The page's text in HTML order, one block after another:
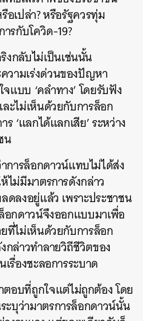
อเปล่า? หรือรัฐควรทุ่ม
รกับโควิด-19?
งกลับไม่เป็นเช่นนั้น
วามเร่งด่วนของปัญหา
แบบ ‘คลำทาง’ โดยรับฟัง
ะไม่เห็นด้วยกับการล็อก
‘แลกได้แลกเสีย’ ระหว่าง
น
ารล็อกดาวน์แทบไม่ได้ส่ง
ไม่มีมาตรการดังกล่าว
ดลงอยู่แล้ว เพราะประชาชน
กดาวน์จึงออกแบบมาเพื่อ
ที่ไม่เห็นด้วยกับการล็อก
กล่าวทำลายวิถีชีวิตของ
รื่องชะลอการระบาด
ตอบที่ถูกใจแต่ไม่ถูกต้อง โดย
บุว่ามาตรการล็อกดาวน์นั้น